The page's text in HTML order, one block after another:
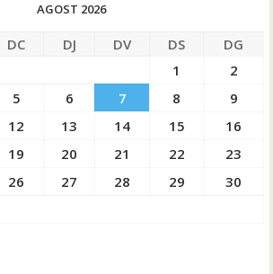
AGOST 2026
DC DJ DV DS
DG
1
2
5 6 7 8
9
12 13 14 15
16
19 20 21 22
23
26 27 28 29
30